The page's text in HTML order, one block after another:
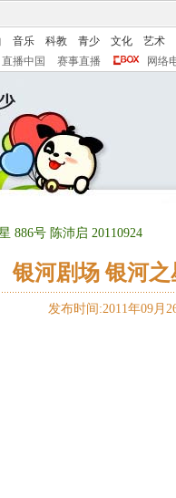
音乐 科教 青少 文化
艺术
直播中国 赛事直播 网络
886号 陈沛启 20110924
银河剧场 银河之
发布时间:2011年09月